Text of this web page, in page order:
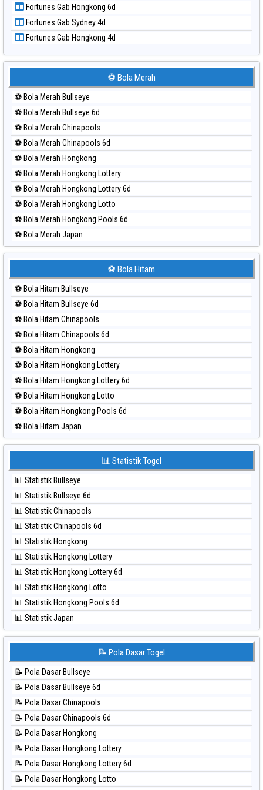
Paito Harian Nagoya
Paito Harian New York Midday
Paito Harian North Carolina Day
Paito Harian Pcso
Paito Harian Pennsylvania Day
Paito Harian Sao Paulo
Paito Harian Singapore
Paito Harian Sydney
Paito Harian Sydney Lottery
Paito Harian Sydney Lottery 6d
Paito Harian Sydney Lotto
Paito Harian Sydney Pools 6d
Paito Harian Taipei
Paito Harian Taiwan
Fortunes Sd Ltry6d Vs Hk Ltry6d
Fortunes China 6d Vs Japan 6d
Fortunes Gab Sydney 6d
Fortunes Gab Hongkong 6d
Fortunes Gab Sydney 4d
Fortunes Gab Hongkong 4d
⚽ Bola Merah
⚽ Bola Merah Bullseye
⚽ Bola Merah Bullseye 6d
⚽ Bola Merah Chinapools
⚽ Bola Merah Chinapools 6d
⚽ Bola Merah Hongkong
⚽ Bola Merah Hongkong Lottery
⚽ Bola Merah Hongkong Lottery 6d
⚽ Bola Merah Hongkong Lotto
⚽ Bola Merah Hongkong Pools 6d
⚽ Bola Merah Japan
⚽ Bola Merah Japan 6d
⚽ Bola Merah Korea
⚽ Bola Merah Kuda Lari
⚽ Bola Merah Magnum Cambodia
⚽ Bola Merah Nagoya
⚽ Bola Merah North Carolina Day
⚽ Bola Merah Pcso
⚽ Bola Merah Sao Paulo
⚽ Bola Merah Singapore
⚽ Bola Merah Sydney Lottery
⚽ Bola Merah Sydney Lottery 6d
⚽ Bola Merah Sydney Lotto
⚽ Bola Merah Sydney Pools 6d
⚽ Bola Merah Taipei
⚽ Bola Merah Taiwan
⚽ Bola Hitam
⚽ Bola Hitam Bullseye
⚽ Bola Hitam Bullseye 6d
⚽ Bola Hitam Chinapools
⚽ Bola Hitam Chinapools 6d
⚽ Bola Hitam Hongkong
⚽ Bola Hitam Hongkong Lottery
⚽ Bola Hitam Hongkong Lottery 6d
⚽ Bola Hitam Hongkong Lotto
⚽ Bola Hitam Hongkong Pools 6d
⚽ Bola Hitam Japan
⚽ Bola Hitam Japan 6d
⚽ Bola Hitam Korea
⚽ Bola Hitam Kuda Lari
⚽ Bola Hitam Magnum Cambodia
⚽ Bola Hitam Nagoya
⚽ Bola Hitam North Carolina Day
⚽ Bola Hitam Pcso
⚽ Bola Hitam Sao Paulo
⚽ Bola Hitam Singapore
⚽ Bola Hitam Sydney Lottery
⚽ Bola Hitam Sydney Lottery 6d
⚽ Bola Hitam Sydney Lotto
⚽ Bola Hitam Sydney Pools 6d
⚽ Bola Hitam Taipei
⚽ Bola Hitam Taiwan
📊 Statistik Togel
📊 Statistik Bullseye
📊 Statistik Bullseye 6d
📊 Statistik Chinapools
📊 Statistik Chinapools 6d
📊 Statistik Hongkong
📊 Statistik Hongkong Lottery
📊 Statistik Hongkong Lottery 6d
📊 Statistik Hongkong Lotto
📊 Statistik Hongkong Pools 6d
📊 Statistik Japan
📊 Statistik Japan 6d
📊 Statistik Korea
📊 Statistik Kuda Lari
📊 Statistik Magnum Cambodia
📊 Statistik Nagoya
📊 Statistik New York Midday
📝 Pola Dasar Togel
📝 Pola Dasar Bullseye
📝 Pola Dasar Bullseye 6d
📝 Pola Dasar Chinapools